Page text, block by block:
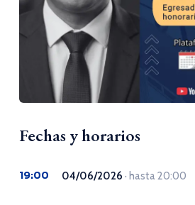
Fechas y horarios
19:00 04/06/2026 · hasta 20:00